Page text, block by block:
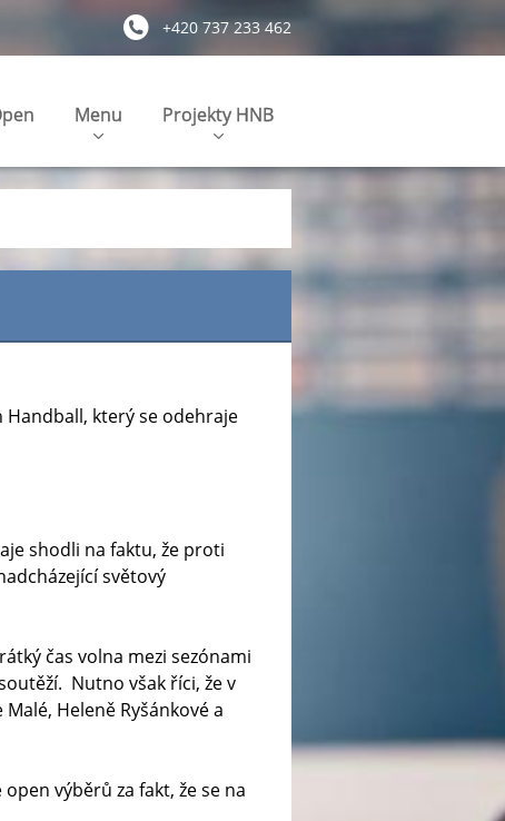
+420 737 233 462
Menu Projekty HNB
který se odehraje
shodli na faktu, že proti
světový
čas volna mezi sezónami
Nutno však říci, že v
Heleně Ryšánkové a
výběrů za fakt, že se na